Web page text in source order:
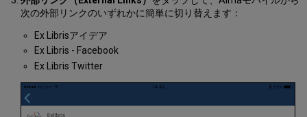
次の外部リンクのいずれかに簡単に切り替えます：
Ex Librisアイデア
Ex Libris - Facebook
Ex Libris Twitter